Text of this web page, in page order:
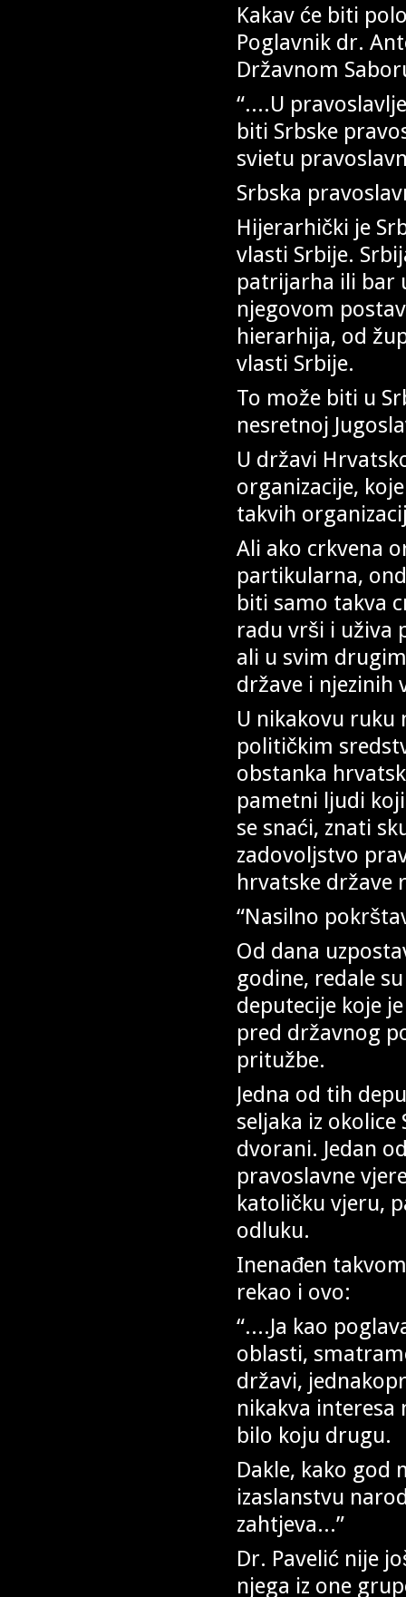
Kakav će biti
Poglavnik dr.
Državnom
“....U
biti Srbske
svietu
Srbska
Hijerarhički je
vlasti Srbije.
patrijarha ili bar
njegovom
hierarhija, od
vlasti Srbije.
To može biti u
nesretnoj
U državi
organizacije,
takvih
Ali ako crkvena
partikularna,
biti samo takva
radu vrši i uživa
ali u svim
države i njezinih
U nikakovu ruku
političkim
obstanka
pametni ljudi
se snaći, znati
zadovoljstvo
hrvatske države
“Nasilno
Od dana
godine, redale
deputecije koje
pred državnog
pritužbe.
Jedna od tih
seljaka iz okolice
dvorani. Jedan
pravoslavne
katoličku vjeru,
odluku.
Inenađen
rekao i ovo:
“....Ja kao
oblasti,
državi,
nikakva interesa
bilo koju drugu.
Dakle, kako god
izaslanstvu
zahtjeva...”
Dr. Pavelić nije
njega iz one